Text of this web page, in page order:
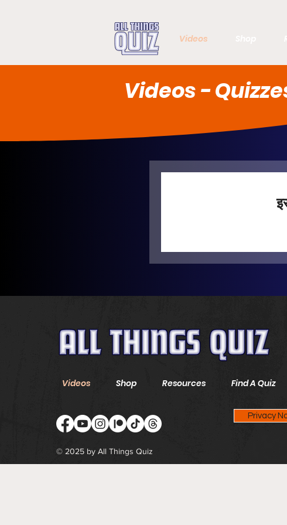
Videos
Videos -
Videos Shop Resources Find A Quiz
Privacy
© 2025 by All Things Quiz